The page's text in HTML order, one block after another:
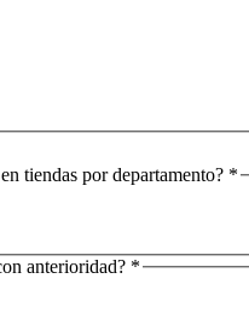
tiendas por departamento? *
anterioridad? *